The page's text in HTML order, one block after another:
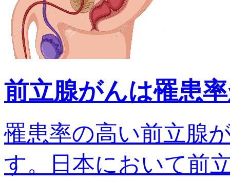
前立腺がんは罹患
罹患率の高い前立腺
す。日本において前